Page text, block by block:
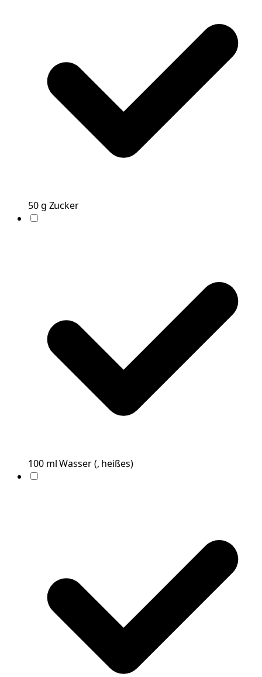
50g Zucker
100 mlWasser(, heißes)